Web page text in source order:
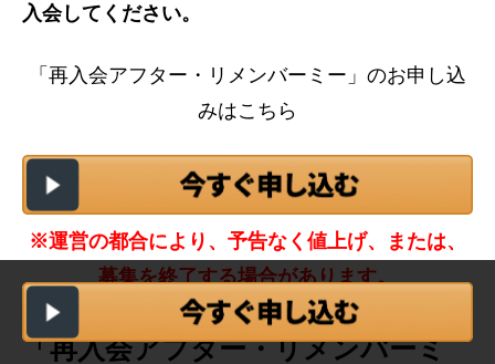
入会してください。
「再入会アフター・リメンバーミー」のお申し込
みはこちら
※運営の都合により、予告なく値上げ、または、
募集を終了する場合があります。
「再入会アフター・リメンバーミ